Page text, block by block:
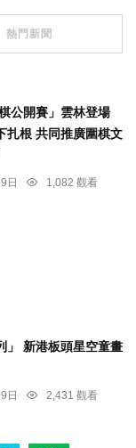
熱門新聞
公開賽」雲林登場
扎根 共同推廣圍棋文
日
1,082 觀看
」 新港板頭星空童畫
日
2,431 觀看